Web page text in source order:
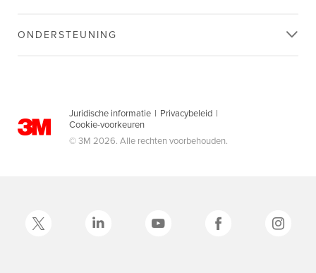
ONDERSTEUNING
Juridische informatie | Privacybeleid |
Cookie-voorkeuren
© 3M 2026. Alle rechten voorbehouden.